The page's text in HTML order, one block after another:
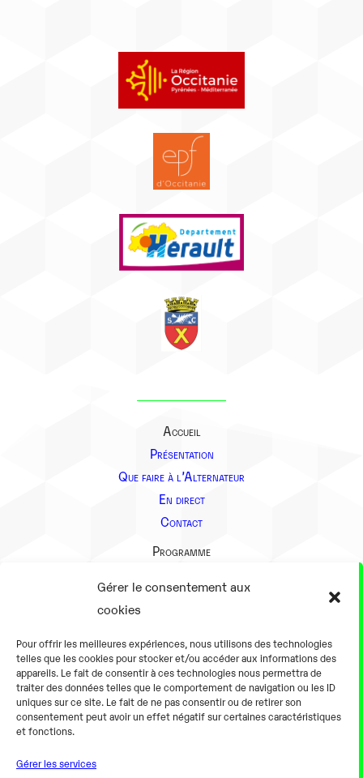
Gérer le consentement aux
cookies
Pour offrir les meilleures expériences, nous utilisons des technologies
telles que les cookies pour stocker et/ou accéder aux informations des
appareils. Le fait de consentir à ces technologies nous permettra de
traiter des données telles que le comportement de navigation ou les ID
uniques sur ce site. Le fait de ne pas consentir ou de retirer son
consentement peut avoir un effet négatif sur certaines caractéristiques
et fonctions.
Gérer les services
Accueil
Présentation
Que faire à l’Alternateur
En direct
Contact
Programme
Présentation
En pratique
Tarifs et horaires
Salles
Équipements numériques